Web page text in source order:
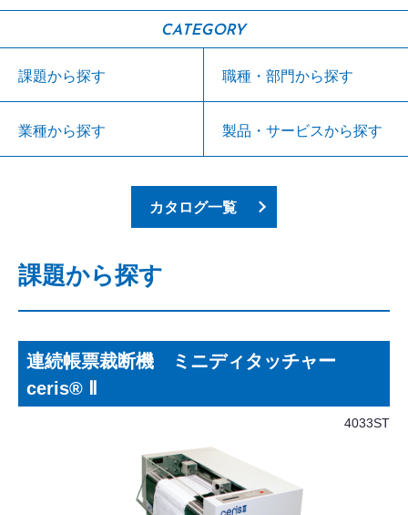
CATEGORY
課題から探す 職種・部門から探す
業種から探す 製品・サービスから探す
カタログ一覧
課題から探す
連続帳票裁断機 ミニディタッチャー
ceris® Ⅱ
4033ST